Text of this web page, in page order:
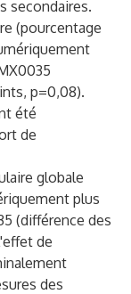
secondaires.
(pourcentage
p=0,08).
été
de
globale
plus
(différence des
de
des